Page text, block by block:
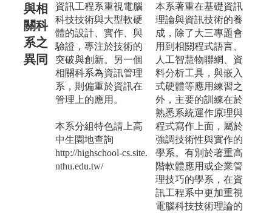
與相
關科
系之
異同
資訊工程系重視電腦
科技技術與大型軟硬
體的設計、實作、與
驗證，專注於技術的
突破與創新。另一個
相關科系為資訊管理
系，則偏重於資訊在
管理上的應用。
本系分組特色請上高
中生園地查詢
http://highschool-cs.site.
nthu.edu.tw/
本系著重在基礎資訊
理論與資訊技術的養
成，除了大三專題會
用到相關程式語言、
人工智慧物聯網、資
料分析工具，與嵌入
式硬體等應用練習之
外，主要的訓練在於
熟悉系統運作原理與
程式寫作上面，屬於
強調技術性與實作的
學系。有別於著重高
階軟體應用或企業管
理技巧的學系，在資
訊工程系中更加重視
電腦科技技術理論的